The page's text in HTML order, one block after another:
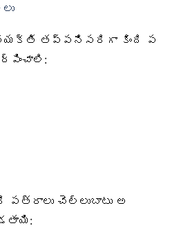
వ్యక్తి తప్పనిసరిగా కింది ప
పత్రాలు చెల్లుబాటు అ